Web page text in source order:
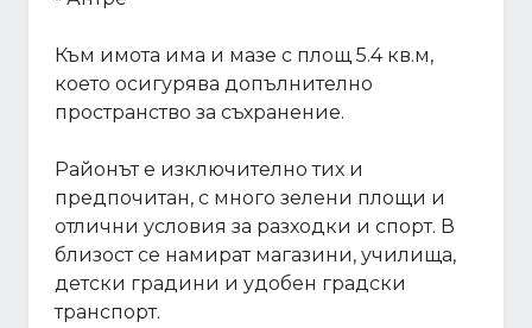
Към имота има и мазе с площ 5.4 кв.м,
което осигурява допълнително
пространство за съхранение.
Районът е изключително тих и
предпочитан, с много зелени площи и
отлични условия за разходки и спорт. В
близост се намират магазини, училища,
детски градини и удобен градски
транспорт.